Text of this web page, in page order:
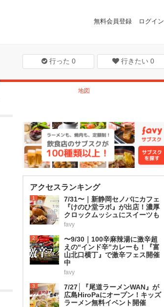
無料会員登録 ログイン
行った 0 行きたい 0
地図
アクセスランキング
1
7/31〜｜新静岡セノバにカフェ
『けのひ堂ラボ』が出店！濃厚
クロックムッシュにスイーツも
favy
2
〜9/30｜100辛麻辣湯に激辛超
えの“インド辛”カレーも！『富
山北口横丁』で激辛フェス開催
中
favy
3
7/27│『尾道ラーメンWAN』が
広島HiroPaにオープン！キッズ
ラーメン無料イベント開催